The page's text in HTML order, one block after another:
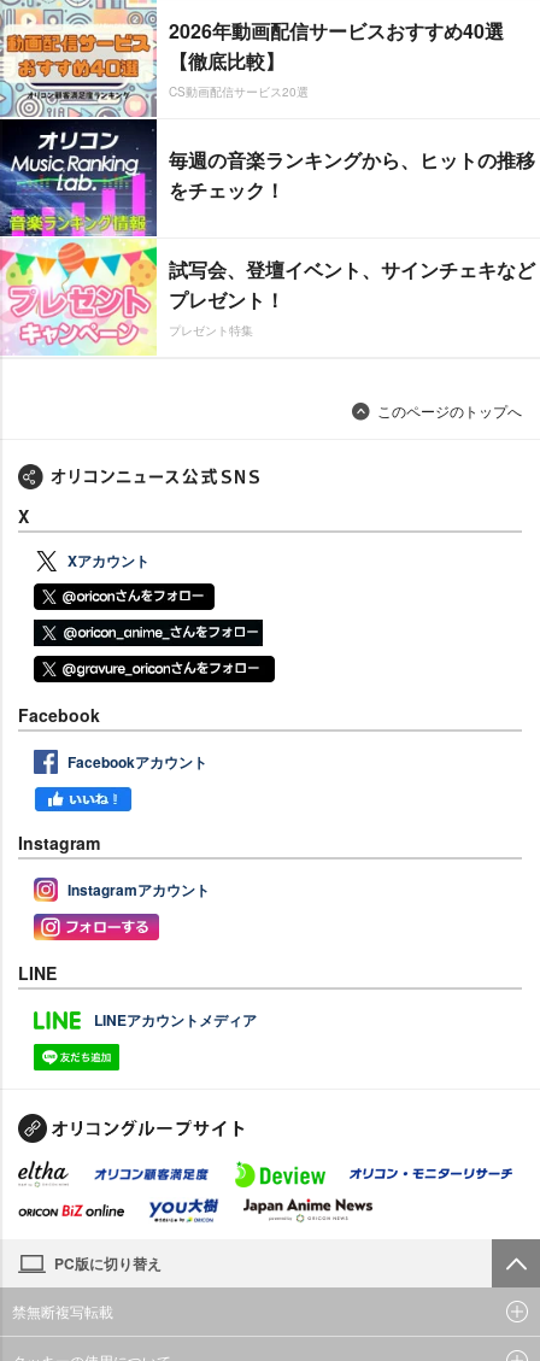
2026年動画配信サービスおすすめ40選
【徹底比較】
CS動画配信サービス20選
毎週の音楽ランキングから、ヒットの推移
をチェック！
試写会、登壇イベント、サインチェキなど
プレゼント！
プレゼント特集
このページのトップへ
X
Xアカウント
Facebook
Facebookアカウント
Instagram
Instagramアカウント
LINE
LINEアカウントメディア
PC版に切り替え
禁無断複写転載